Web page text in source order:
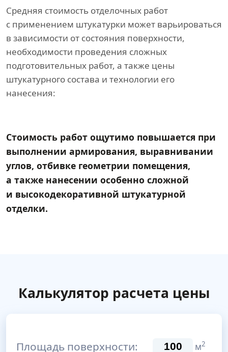
Средняя стоимость отделочных работ
с применением штукатурки может варьироваться
в зависимости от состояния поверхности,
необходимости проведения сложных
подготовительных работ, а также цены
штукатурного состава и технологии его
нанесения:
Стоимость работ ощутимо повышается при
выполнении армирования, выравнивании
углов, отбивке геометрии помещения,
а также нанесении особенно сложной
и высокодекоративной штукатурной
отделки.
Калькулятор расчета цены
Площадь поверхности: м2